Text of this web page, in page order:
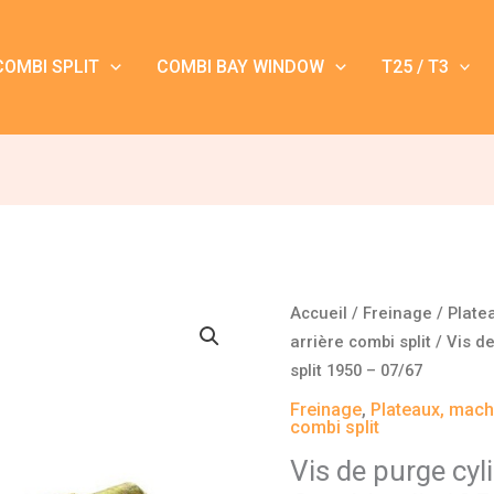
SPLIT COMBI BAY WINDOW T25 / T3
Accueil / Freinage /
arrière combi split / Vis
split 1950 – 07/67
Freinage, Plateaux,
combi split
Vis de purge
quantité
de
Vis
de
purge
cylindre
de